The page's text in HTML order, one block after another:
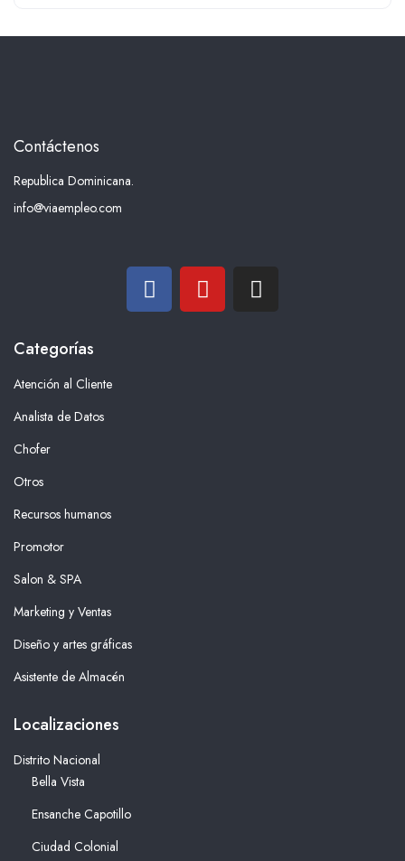
Contáctenos
Republica Dominicana.
info@viaempleo.com
Categorías
Atención al Cliente
Analista de Datos
Chofer
Otros
Recursos humanos
Promotor
Salon & SPA
Marketing y Ventas
Diseño y artes gráficas
Asistente de Almacén
Localizaciones
Distrito Nacional
Bella Vista
Ensanche Capotillo
Ciudad Colonial